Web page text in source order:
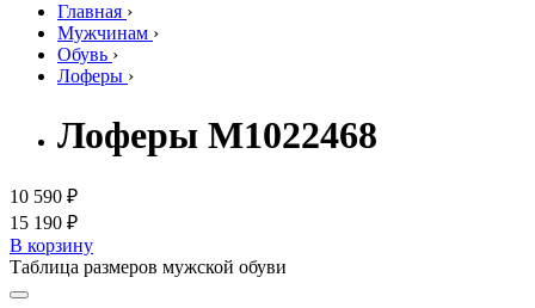
Главная ›
Мужчинам ›
Обувь ›
Лоферы ›
Лоферы M1022468
10 590 ₽
15 190 ₽
В корзину
Таблица размеров мужской обуви